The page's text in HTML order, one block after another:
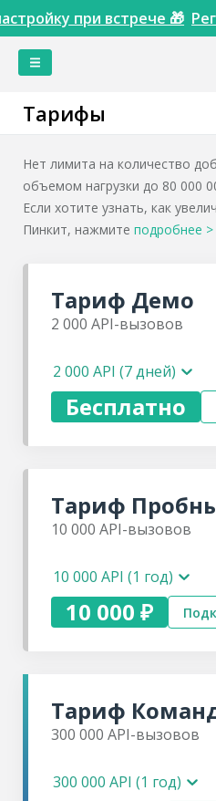
при встрече 🎁
Кейсы
Акции
Интеграции
Инструменты
Сопоставления
Настройки
Теги
Бесплатная
консультация
Техническая
API по
Тарифы
Нет лимита на количество
объемом нагрузки до 80 000
Если хотите узнать, как
Пинкит, нажмите подробнее >
Тариф Демо
2 000 API-вызовов
2 000 API (7 дней)
Бесплатно
Тариф
10 000 API-вызовов
10 000 API (1 год)
10 000 ₽
Тариф
300 000 API-вызовов
300 000 API (1 год)